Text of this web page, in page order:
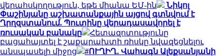
վերահսկողություն, եթե միանա ԵՄ-ին
Նիկոլ
Փաշինյանը աշխատանքային այցով գտնվում է
Ղրղզստանում. Պուտինը վերադասավորել է
ռուսական բանակը
Հետազոտությունը
բացահայտել է շաքարախտի ռիսկը նվազեցնելու
անսպասելի միջոց
#ՈՒՂԻՂ․ Վահագն Ալեքսանյանի